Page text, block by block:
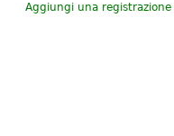
Aggiungi una registrazione